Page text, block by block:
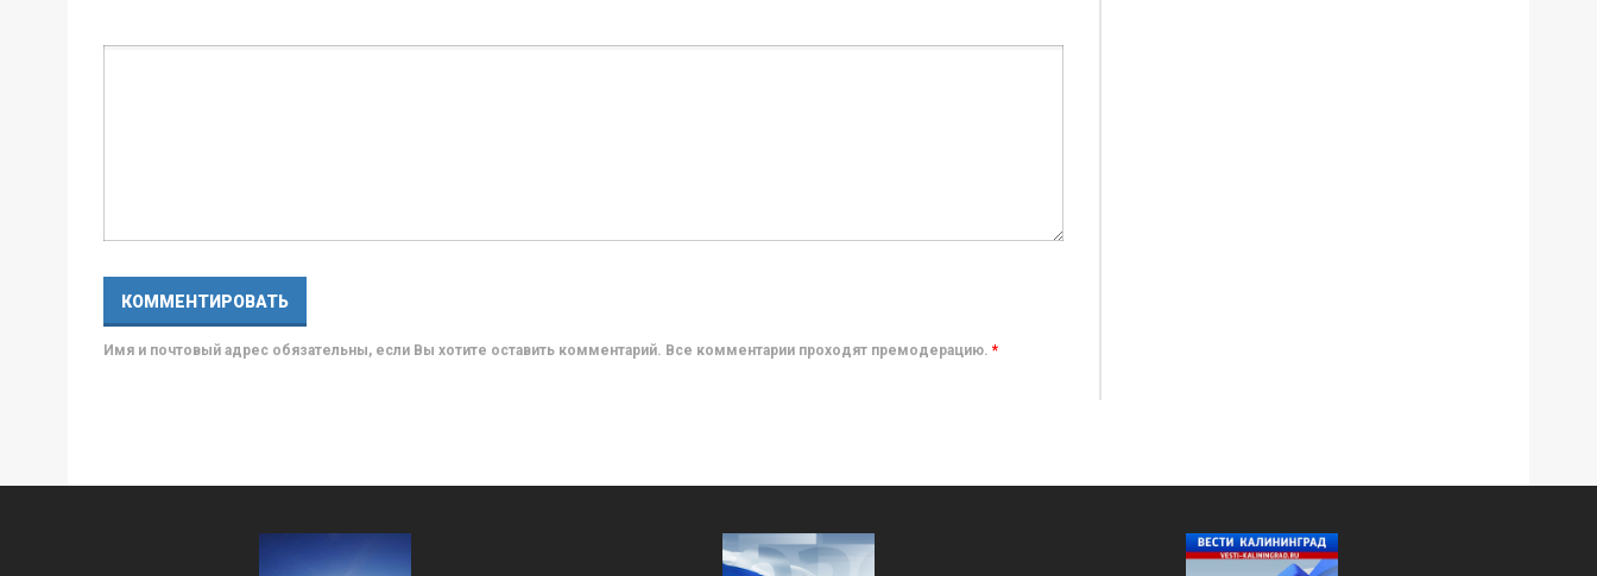
Имя и почтовый адрес обязательны, если Вы хотите оставить комментарий. Все комментарии проходят премодерацию. *